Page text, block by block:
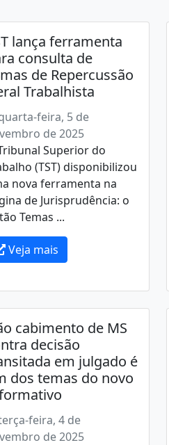
lança ferramenta
consulta de
de Repercussão
Trabalhista
feira, 5 de
de 2025
Superior do
(TST) disponibilizou
nova ferramenta na
de Jurisprudência: o
Temas ...
Veja mais
cabimento de MS
decisão
em julgado é
dos temas do novo
feira, 4 de
de 2025